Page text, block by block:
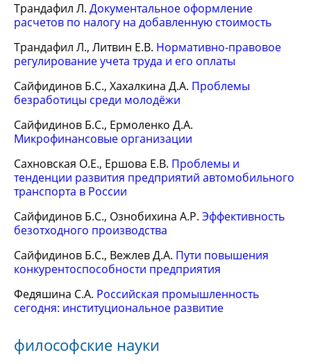
Трандафил Л. Документальное оформление
расчетов по налогу на добавленную стоимость
Трандафил Л., Литвин Е.В. Нормативно-правовое
регулирование учета труда и его оплаты
Сайфидинов Б.С., Хахалкина Д.А. Проблемы
безработицы среди молодёжи
Сайфидинов Б.С., Ермоленко Д.А.
Микрофинансовые организации
Сахновская О.Е., Ершова Е.В. Проблемы и
тенденции развития предприятий автомобильного
транспорта в России
Сайфидинов Б.С., Ознобихина А.Р. Эффективность
безотходного производства
Сайфидинов Б.С., Вежлев Д.А. Пути повышения
конкурентоспособности предприятия
Федяшина С.А. Российская промышленность
сегодня: институциональное развитие
философские науки